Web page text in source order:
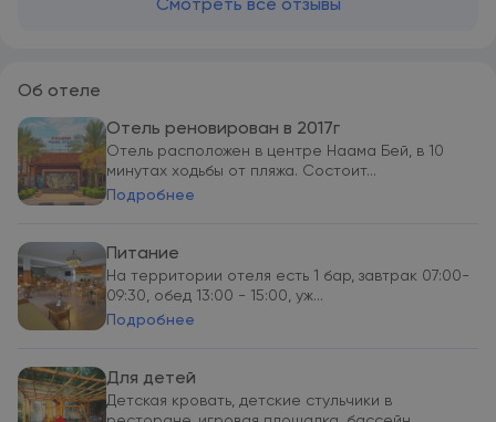
Смотреть все отзывы
Об отеле
Отель реновирован в 2017г
Отель расположен в центре Наама Бей, в 10
минутах ходьбы от пляжа. Состоит...
Подробнее
Питание
На территории отеля есть 1 бар, завтрак 07:00-
09:30, обед 13:00 - 15:00, уж...
Подробнее
Для детей
Детская кровать, детские стульчики в